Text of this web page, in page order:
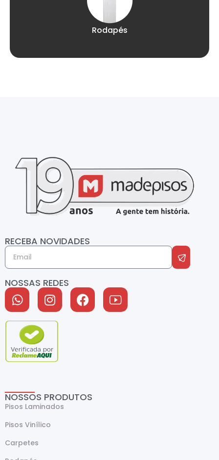
Rodapés
RECEBA NOVIDADES
NOSSAS REDES
NOSSOS PRODUTOS
Pisos Laminados
Pisos Vinílico
Carpetes